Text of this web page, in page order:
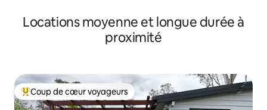
Locations moyenne et longue durée à
proximité
Coups de cœur voyageurs les plus appréciés
Coup de cœur voyageurs